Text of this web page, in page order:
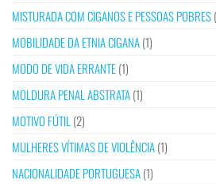
MISTURADA COM CIGANOS E PESSOAS POBRES
MOBILIDADE DA ETNIA CIGANA(1)
MODO DE VIDA ERRANTE(1)
MOLDURA PENAL ABSTRATA(1)
MOTIVO FÚTIL (2)
MULHERES VÍTIMAS DE VIOLÊNCIA(1)
NACIONALIDADE PORTUGUESA(1)